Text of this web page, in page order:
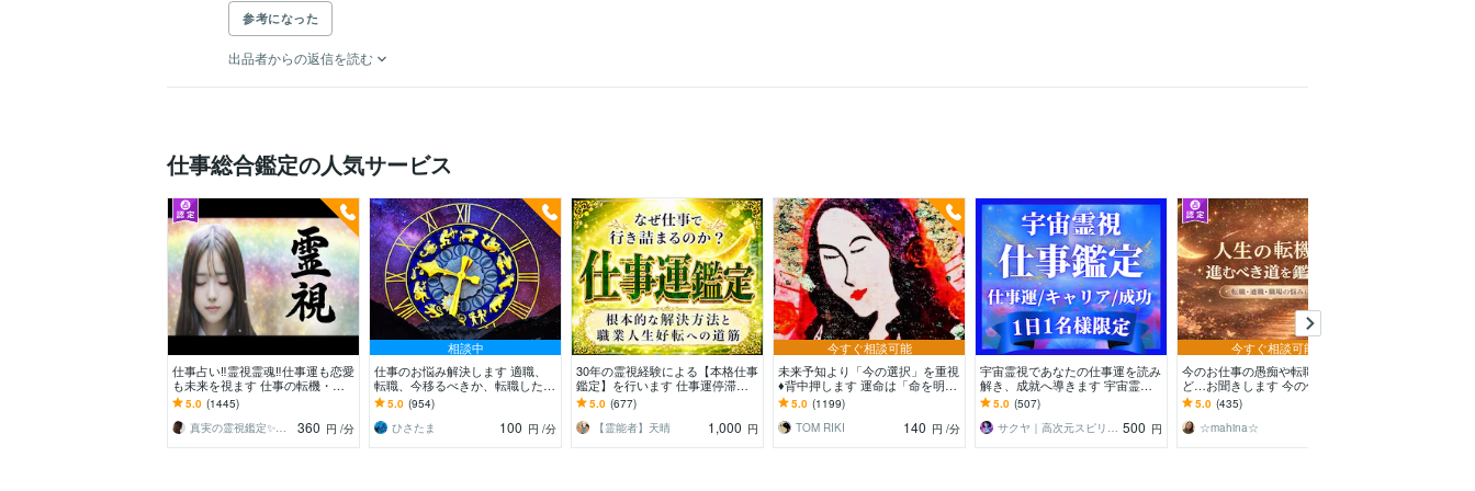
参考になった
出品者からの返信を読む
仕事総合鑑定の人気サービス
仕事占い‼️霊視霊魂‼️仕事運も恋愛
も未来を視ます 仕事の転機・恋
の結末・相手の本音、霊視で全て
を即座に伝えます
5.0 (1445)
真実の霊視鑑定✨アダ369✨
360 円 /分
相談中
仕事のお悩み解決します 適職、
転職、今移るべきか、転職した後
どうなるのか見ます。
5.0 (954)
ひさたま
100 円 /分
30年の霊視経験による【本格仕事
鑑定】を行います 仕事運停滞の
真の原因と人生好転への道筋を読
み解きます
5.0 (677)
【霊能者】天晴
1,000 円
今すぐ相談可能
未来予知より「今の選択」を重視
♦️背中押します 運命は「命を明日
に運ぶ」こと☆仕事/対人/自分自
身/恋愛♡
5.0 (1199)
TOM RIKI
140 円 /分
宇宙霊視であなたの仕事運を読み
解き、成就へ導きます 宇宙霊視
で仕事鑑定 | 仕事運アップ&キャ
リア成功へ導きます
5.0 (507)
サクヤ｜高次元スピリット 500 円
今すぐ相談可能
今のお仕事の愚痴や転職の相談な
ど…お聞きします 今の仕事を辞
めて転職したら…どんな仕事が向
く？ご相談ください
5.0 (435)
☆mahina☆